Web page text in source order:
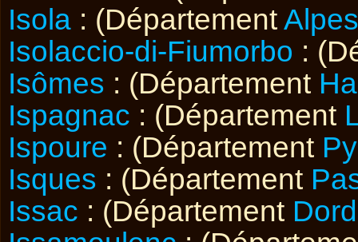
Isola : (Département
Isolaccio-di-Fiumorbo :
Isômes : (Département
Ispagnac : (Département
Ispoure : (Département
Isques : (Département
Issac : (Département